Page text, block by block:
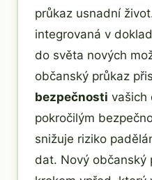
průkaz usnadní
integrovaná v
do světa nových
občanský průkaz
bezpečnosti vašich
pokročilým
snižuje riziko
dat. Nový občanský